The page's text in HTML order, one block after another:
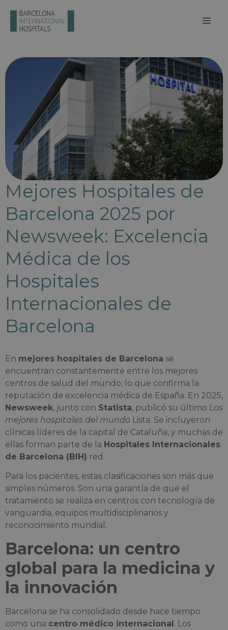
Mejores Hospitales de
Barcelona 2025 por
Newsweek: Excelencia
Médica de los
Hospitales
Internacionales de
Barcelona
En mejores hospitales de Barcelona se
encuentran constantemente entre los mejores
centros de salud del mundo, lo que confirma la
reputación de excelencia médica de España. En 2025,
Newsweek, junto con Statista, publicó su último Los
mejores hospitales del mundo Lista. Se incluyeron
clínicas líderes de la capital de Cataluña, y muchas de
ellas forman parte de la Hospitales Internacionales
de Barcelona (BIH) red.
Para los pacientes, estas clasificaciones son más que
simples números. Son una garantía de que el
tratamiento se realiza en centros con tecnología de
vanguardia, equipos multidisciplinarios y
reconocimiento mundial.
Barcelona: un centro
global para la medicina y
la innovación
Barcelona se ha consolidado desde hace tiempo
como una centro médico internacional. Los